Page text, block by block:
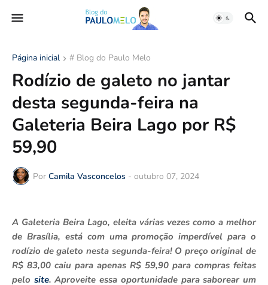
Página inicial # Blog do Paulo Melo
Rodízio de galeto no jantar
desta segunda-feira na
Galeteria Beira Lago por R$
59,90
Por Camila Vasconcelos - outubro 07, 2024
A Galeteria Beira Lago, eleita várias vezes como a melhor
de Brasília, está com uma promoção imperdível para o
rodízio de galeto nesta segunda-feira! O preço original de
R$ 83,00 caiu para apenas R$ 59,90 para compras feitas
pelo site. Aproveite essa oportunidade para saborear um